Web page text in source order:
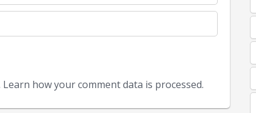
Learn how your comment data is processed.